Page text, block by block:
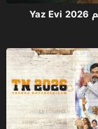
مشاهدة فيلم Yaz Evi 2026